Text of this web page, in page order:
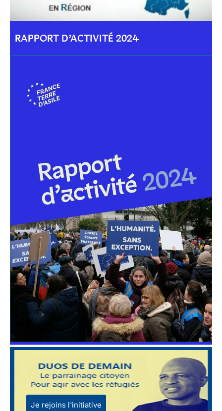
RAPPORT D’ACTIVITÉ 2024
Je rejoins l'initiative